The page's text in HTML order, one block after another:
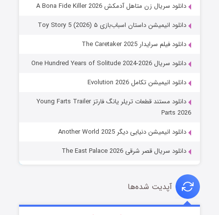
دانلود سریال زن متاهل آدمکش A Bona Fide Killer 2026
دانلود انیمیشن داستان اسباب‌بازی ۵ Toy Story 5 (2026)
دانلود فیلم سرایدار The Caretaker 2025
دانلود سریال One Hundred Years of Solitude 2024-2026
دانلود انیمیشن تکامل Evolution 2026
دانلود مستند قطعات تریلر یانگ فارتز Young Farts Trailer
Parts 2026
دانلود انیمیشن دنیایی دیگر Another World 2025
دانلود سریال قصر شرقی The East Palace 2026
آپدیت شده‌ها